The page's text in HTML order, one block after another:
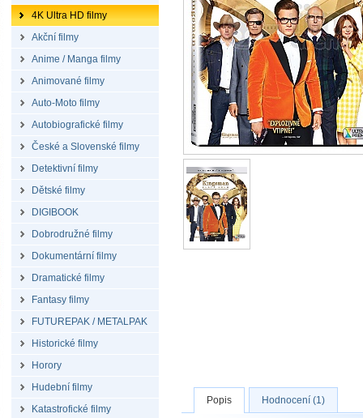
4K Ultra HD filmy
Akční filmy
Anime / Manga filmy
Animované filmy
Auto-Moto filmy
Autobiografické filmy
České a Slovenské filmy
Detektivní filmy
Dětské filmy
DIGIBOOK
Dobrodružné filmy
Dokumentární filmy
Dramatické filmy
Fantasy filmy
FUTUREPAK / METALPAK
Historické filmy
Horory
Hudební filmy
Katastrofické filmy
Popis Hodnocení (1)